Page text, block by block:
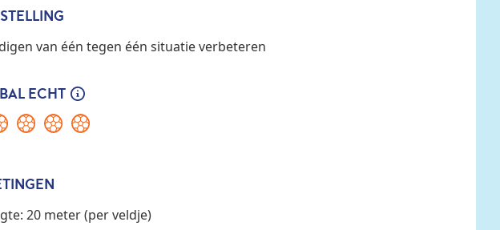
van één tegen één situatie verbeteren
ECHT
20 meter (per veldje)